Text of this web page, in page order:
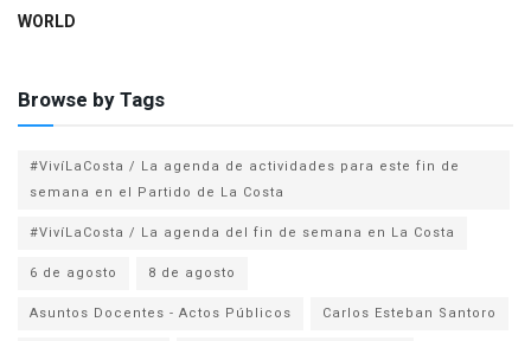
WORLD
Browse by Tags
#VivíLaCosta / La agenda de actividades para este fin de
semana en el Partido de La Costa
#VivíLaCosta / La agenda del fin de semana en La Costa
6 de agosto
8 de agosto
Asuntos Docentes - Actos Públicos
Carlos Esteban Santoro